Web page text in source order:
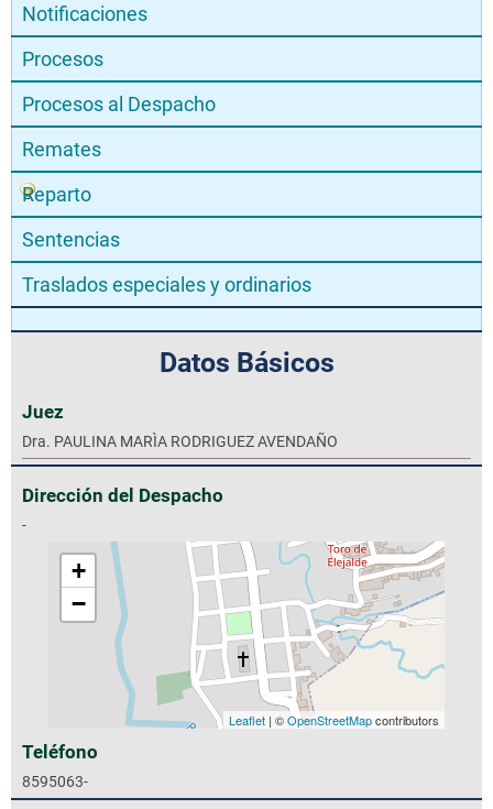
Notificaciones
Procesos
Procesos al Despacho
Remates
Reparto
Sentencias
Traslados especiales y ordinarios
Datos Básicos
Juez
Dra. PAULINA MARÌA RODRIGUEZ AVENDAÑO
Dirección del Despacho
-
+
−
Leaflet| ©OpenStreetMapcontributors
Teléfono
8595063-